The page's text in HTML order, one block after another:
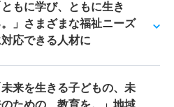
ともに学び、ともに生き
。」さまざまな福祉ニーズ
応できる人材に
未来を生きる子どもの、未
ための、教育を。」地域